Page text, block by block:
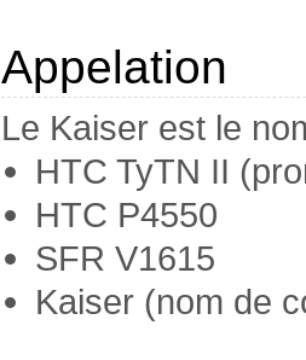
Appelation
Le Kaiser est le
HTC TyTN II
HTC P4550
SFR V1615
Kaiser (nom de